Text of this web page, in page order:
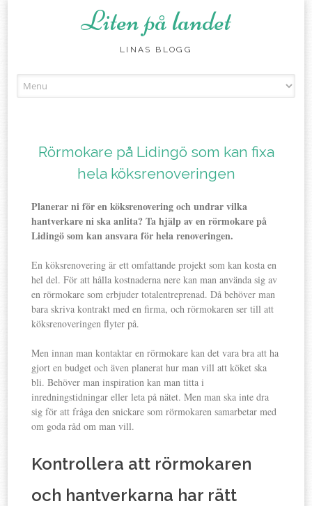
Liten på landet
LINAS BLOGG
to
Rörmokare på Lidingö som kan fixa
hela köksrenoveringen
Planerar ni för en köksrenovering och undrar vilka
hantverkare ni ska anlita? Ta hjälp av en rörmokare på
Lidingö som kan ansvara för hela renoveringen.
En köksrenovering är ett omfattande projekt som kan kosta en
hel del. För att hålla kostnaderna nere kan man använda sig av
en rörmokare som erbjuder totalentreprenad. Då behöver man
bara skriva kontrakt med en firma, och rörmokaren ser till att
köksrenoveringen flyter på.
Men innan man kontaktar en rörmokare kan det vara bra att ha
gjort en budget och även planerat hur man vill att köket ska
bli. Behöver man inspiration kan man titta i
inredningstidningar eller leta på nätet. Men man ska inte dra
sig för att fråga den snickare som rörmokaren samarbetar med
om goda råd om man vill.
Kontrollera att rörmokaren
och hantverkarna har rätt